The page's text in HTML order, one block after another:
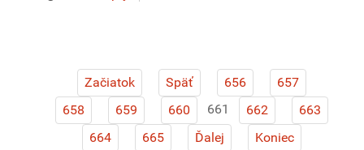
Začiatok Späť 656
657
658
659 660 661 662
663
664
665 Ďalej Koniec